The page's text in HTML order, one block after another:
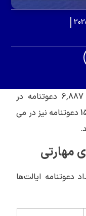
بر اساس اعلام اداره مهاجرت استرالیا، 6,887 دعوتنامه در
آگوست 2025 برای ویزای 189 صادر شد. 150 دعوتنامه نیز در می
مهارتی
دعوتنامه‌ ایالت‌ها